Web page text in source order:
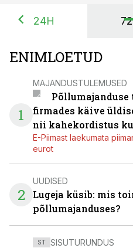
24H
ENIMLOETUD
1
MAJANDUSTULEMUSED
firmades käive
nii kahekordistus
E-Piimast laekumata
eurot
2
UUDISED
Lugeja küsib: mis
põllumajanduses?
ST SISUTURUNDUS